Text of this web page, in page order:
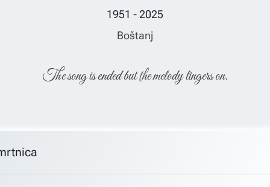
1951 - 2025
Boštanj
The song is ended but the melody lingers on.